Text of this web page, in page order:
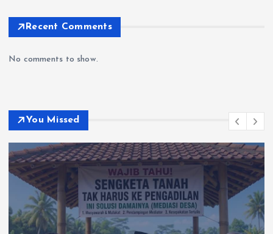
Recent Comments
No comments to show.
You Missed